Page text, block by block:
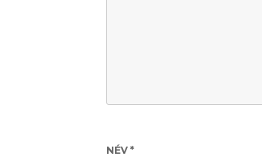
NÉV *